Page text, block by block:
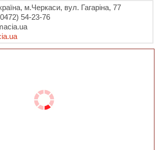
м.Черкаси, вул. Гагаріна, 77
54-23-76